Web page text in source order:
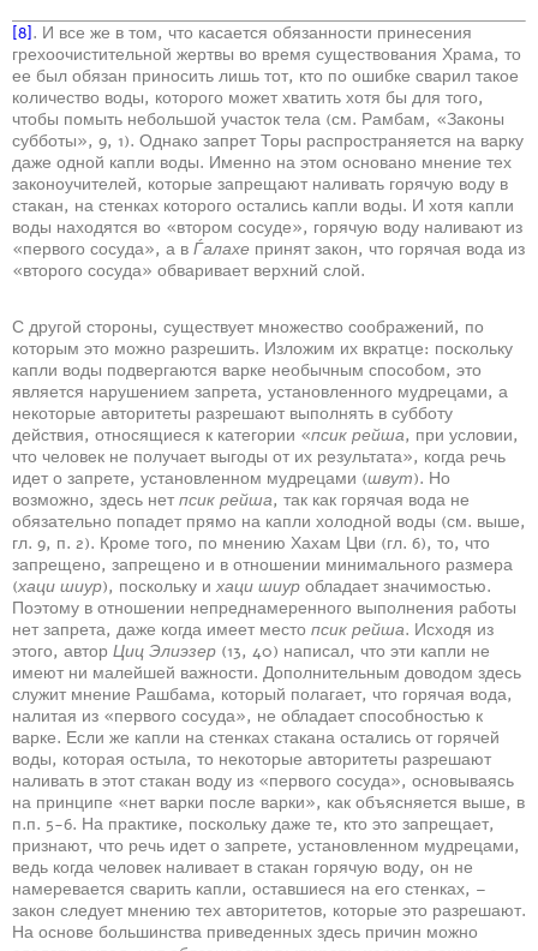
[8]. И все же в том, что касается обязанности принесения
грехоочистительной жертвы во время существования Храма, то
ее был обязан приносить лишь тот, кто по ошибке сварил такое
количество воды, которого может хватить хотя бы для того,
чтобы помыть небольшой участок тела (см. Рамбам, «Законы
субботы», 9, 1). Однако запрет Торы распространяется на варку
даже одной капли воды. Именно на этом основано мнение тех
законоучителей, которые запрещают наливать горячую воду в
стакан, на стенках которого остались капли воды. И хотя капли
воды находятся во «втором сосуде», горячую воду наливают из
«первого сосуда», а в Ѓалахе принят закон, что горячая вода из
«второго сосуда» обваривает верхний слой.
С другой стороны, существует множество соображений, по
которым это можно разрешить. Изложим их вкратце: поскольку
капли воды подвергаются варке необычным способом, это
является нарушением запрета, установленного мудрецами, а
некоторые авторитеты разрешают выполнять в субботу
действия, относящиеся к категории «псик рейша, при условии,
что человек не получает выгоды от их результата», когда речь
идет о запрете, установленном мудрецами (швут). Но
возможно, здесь нет псик рейша, так как горячая вода не
обязательно попадет прямо на капли холодной воды (см. выше,
гл. 9, п. 2). Кроме того, по мнению Хахам Цви (гл. 6), то, что
запрещено, запрещено и в отношении минимального размера
(хаци шиур), поскольку и хаци шиур обладает значимостью.
Поэтому в отношении непреднамеренного выполнения работы
нет запрета, даже когда имеет место псик рейша. Исходя из
этого, автор Циц Элиэзер (13, 40) написал, что эти капли не
имеют ни малейшей важности. Дополнительным доводом здесь
служит мнение Рашбама, который полагает, что горячая вода,
налитая из «первого сосуда», не обладает способностью к
варке. Если же капли на стенках стакана остались от горячей
воды, которая остыла, то некоторые авторитеты разрешают
наливать в этот стакан воду из «первого сосуда», основываясь
на принципе «нет варки после варки», как объясняется выше, в
п.п. 5-6. На практике, поскольку даже те, кто это запрещает,
признают, что речь идет о запрете, установленном мудрецами,
ведь когда человек наливает в стакан горячую воду, он не
намеревается сварить капли, оставшиеся на его стенках, –
закон следует мнению тех авторитетов, которые это разрешают.
На основе большинства приведенных здесь причин можно